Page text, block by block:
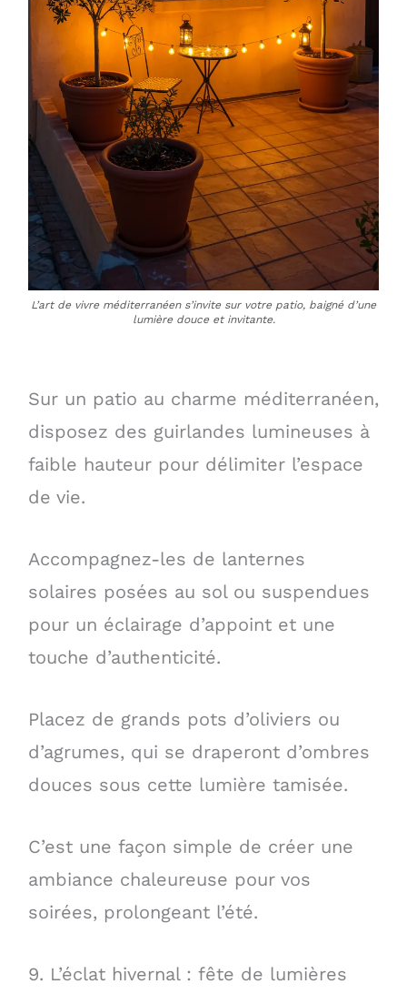
L’art de vivre méditerranéen s’invite sur votre patio, baigné d’une
lumière douce et invitante.
Sur un patio au charme méditerranéen,
disposez des guirlandes lumineuses à
faible hauteur pour délimiter l’espace
de vie.
Accompagnez-les de lanternes
solaires posées au sol ou suspendues
pour un éclairage d’appoint et une
touche d’authenticité.
Placez de grands pots d’oliviers ou
d’agrumes, qui se draperont d’ombres
douces sous cette lumière tamisée.
C’est une façon simple de créer une
ambiance chaleureuse pour vos
soirées, prolongeant l’été.
9. L’éclat hivernal : fête de lumières